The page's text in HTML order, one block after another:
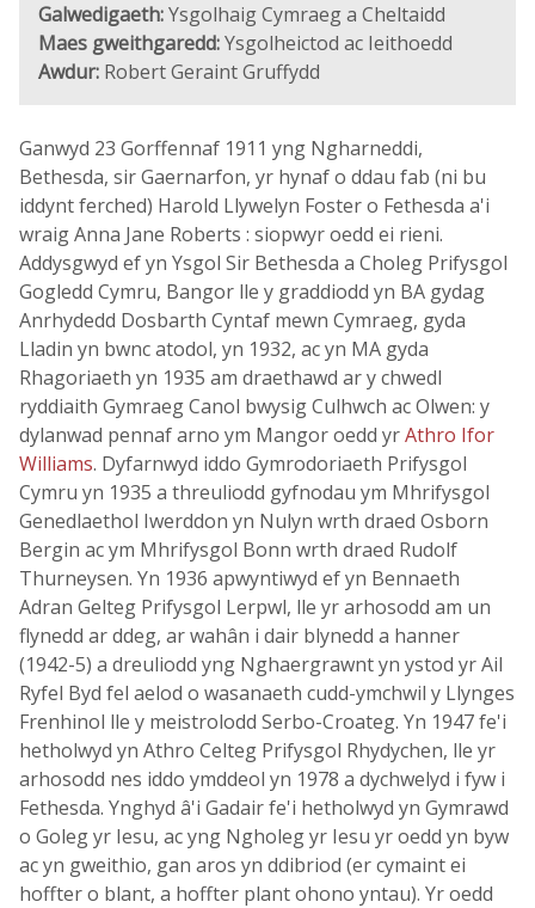
Galwedigaeth:Ysgolhaig Cymraeg a Cheltaidd
Maes gweithgaredd:Ysgolheictod ac Ieithoedd
Awdur: Robert Geraint Gruffydd
Ganwyd 23 Gorffennaf 1911 yng Ngharneddi,
Bethesda, sir Gaernarfon, yr hynaf o ddau fab (ni bu
iddynt ferched) Harold Llywelyn Foster o Fethesda a'i
wraig Anna Jane Roberts : siopwyr oedd ei rieni.
Addysgwyd ef yn Ysgol Sir Bethesda a Choleg Prifysgol
Gogledd Cymru, Bangor lle y graddiodd yn BA gydag
Anrhydedd Dosbarth Cyntaf mewn Cymraeg, gyda
Lladin yn bwnc atodol, yn 1932, ac yn MA gyda
Rhagoriaeth yn 1935 am draethawd ar y chwedl
ryddiaith Gymraeg Canol bwysig Culhwch ac Olwen: y
dylanwad pennaf arno ym Mangor oedd yrAthro Ifor
Williams. Dyfarnwyd iddo Gymrodoriaeth Prifysgol
Cymru yn 1935 a threuliodd gyfnodau ym Mhrifysgol
Genedlaethol Iwerddon yn Nulyn wrth draed Osborn
Bergin ac ym Mhrifysgol Bonn wrth draed Rudolf
Thurneysen. Yn 1936 apwyntiwyd ef yn Bennaeth
Adran Gelteg Prifysgol Lerpwl, lle yr arhosodd am un
flynedd ar ddeg, ar wahân i dair blynedd a hanner
(1942-5) a dreuliodd yng Nghaergrawnt yn ystod yr Ail
Ryfel Byd fel aelod o wasanaeth cudd-ymchwil y Llynges
Frenhinol lle y meistrolodd Serbo-Croateg. Yn 1947 fe'i
hetholwyd yn Athro Celteg Prifysgol Rhydychen, lle yr
arhosodd nes iddo ymddeol yn 1978 a dychwelyd i fyw i
Fethesda. Ynghyd â'i Gadair fe'i hetholwyd yn Gymrawd
o Goleg yr Iesu, ac yng Ngholeg yr Iesu yr oedd yn byw
ac yn gweithio, gan aros yn ddibriod (er cymaint ei
hoffter o blant, a hoffter plant ohono yntau). Yr oedd